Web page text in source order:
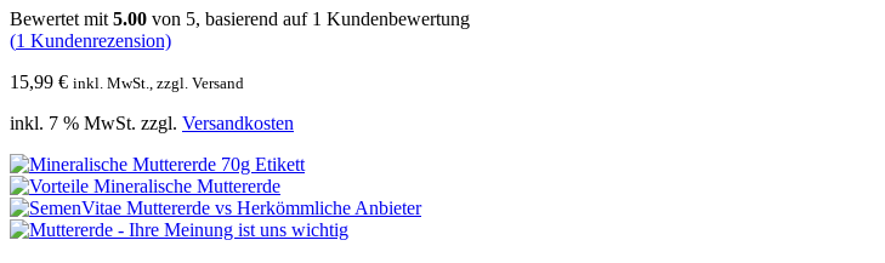
Bewertet mit 5.00 von 5, basierend auf 1 Kundenbewertung
(1 Kundenrezension)
15,99 € inkl. MwSt., zzgl. Versand
inkl. 7 % MwSt. zzgl. Versandkosten